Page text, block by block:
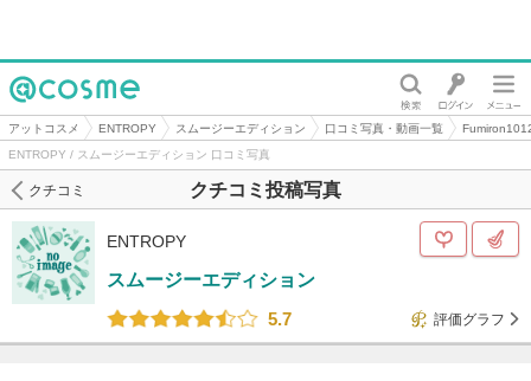
@cosme
アットコスメ ENTROPY スムージーエディション 口コミ写真・動画一覧
ENTROPY / スムージーエディション 口コミ写真
クチコミ投稿写真
クチコミ
ENTROPY
スムージーエディション
5.7
評価グラフ